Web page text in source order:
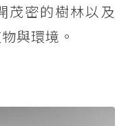
茂密的樹林以及
與環境。